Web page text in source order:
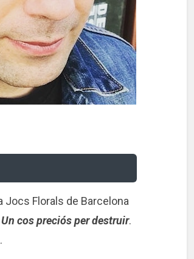
Jocs Florals de Barcelona
Un cos preciós per destruir.